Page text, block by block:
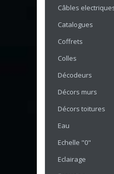
Câbles
Catalogues
Coffrets
Colles
Décodeurs
Décors murs
Décors toitures
Eau
Echelle "0"
Eclairage